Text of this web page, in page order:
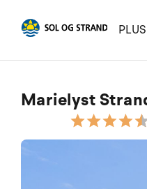
PLUS
Marielyst